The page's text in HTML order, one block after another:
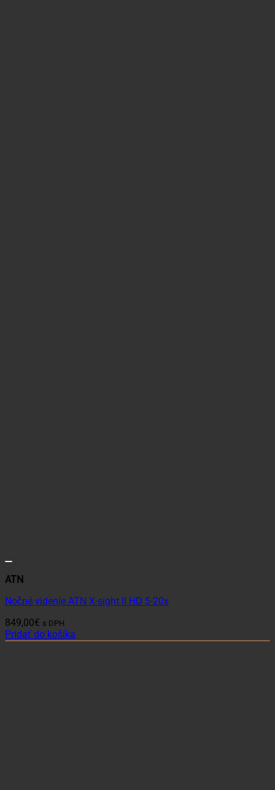
ATN
Nočné videnie ATN X-sight II HD 5-20x
849,00€ s DPH
Pridať do košíka